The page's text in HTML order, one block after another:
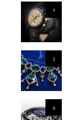
2
3
4